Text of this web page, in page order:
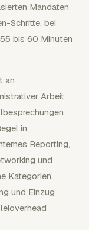
Mandaten
Schritte, bei
bis 60 Minuten
an
Arbeit.
in
Reporting,
und
Kategorien,
und Einzug